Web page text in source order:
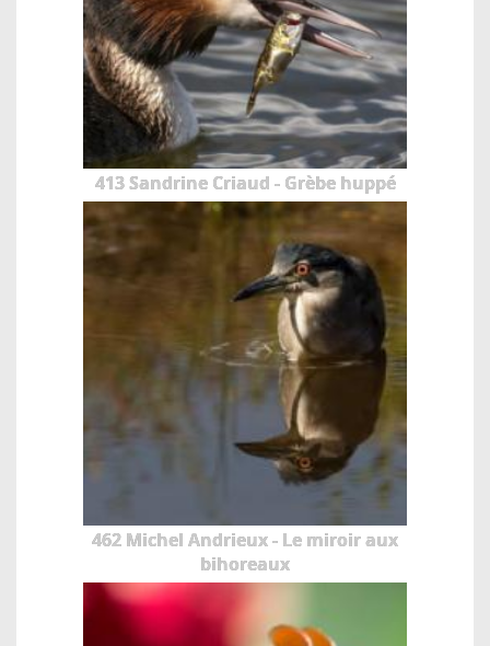
413 Sandrine Criaud - Grèbe huppé
462 Michel Andrieux - Le miroir aux
bihoreaux